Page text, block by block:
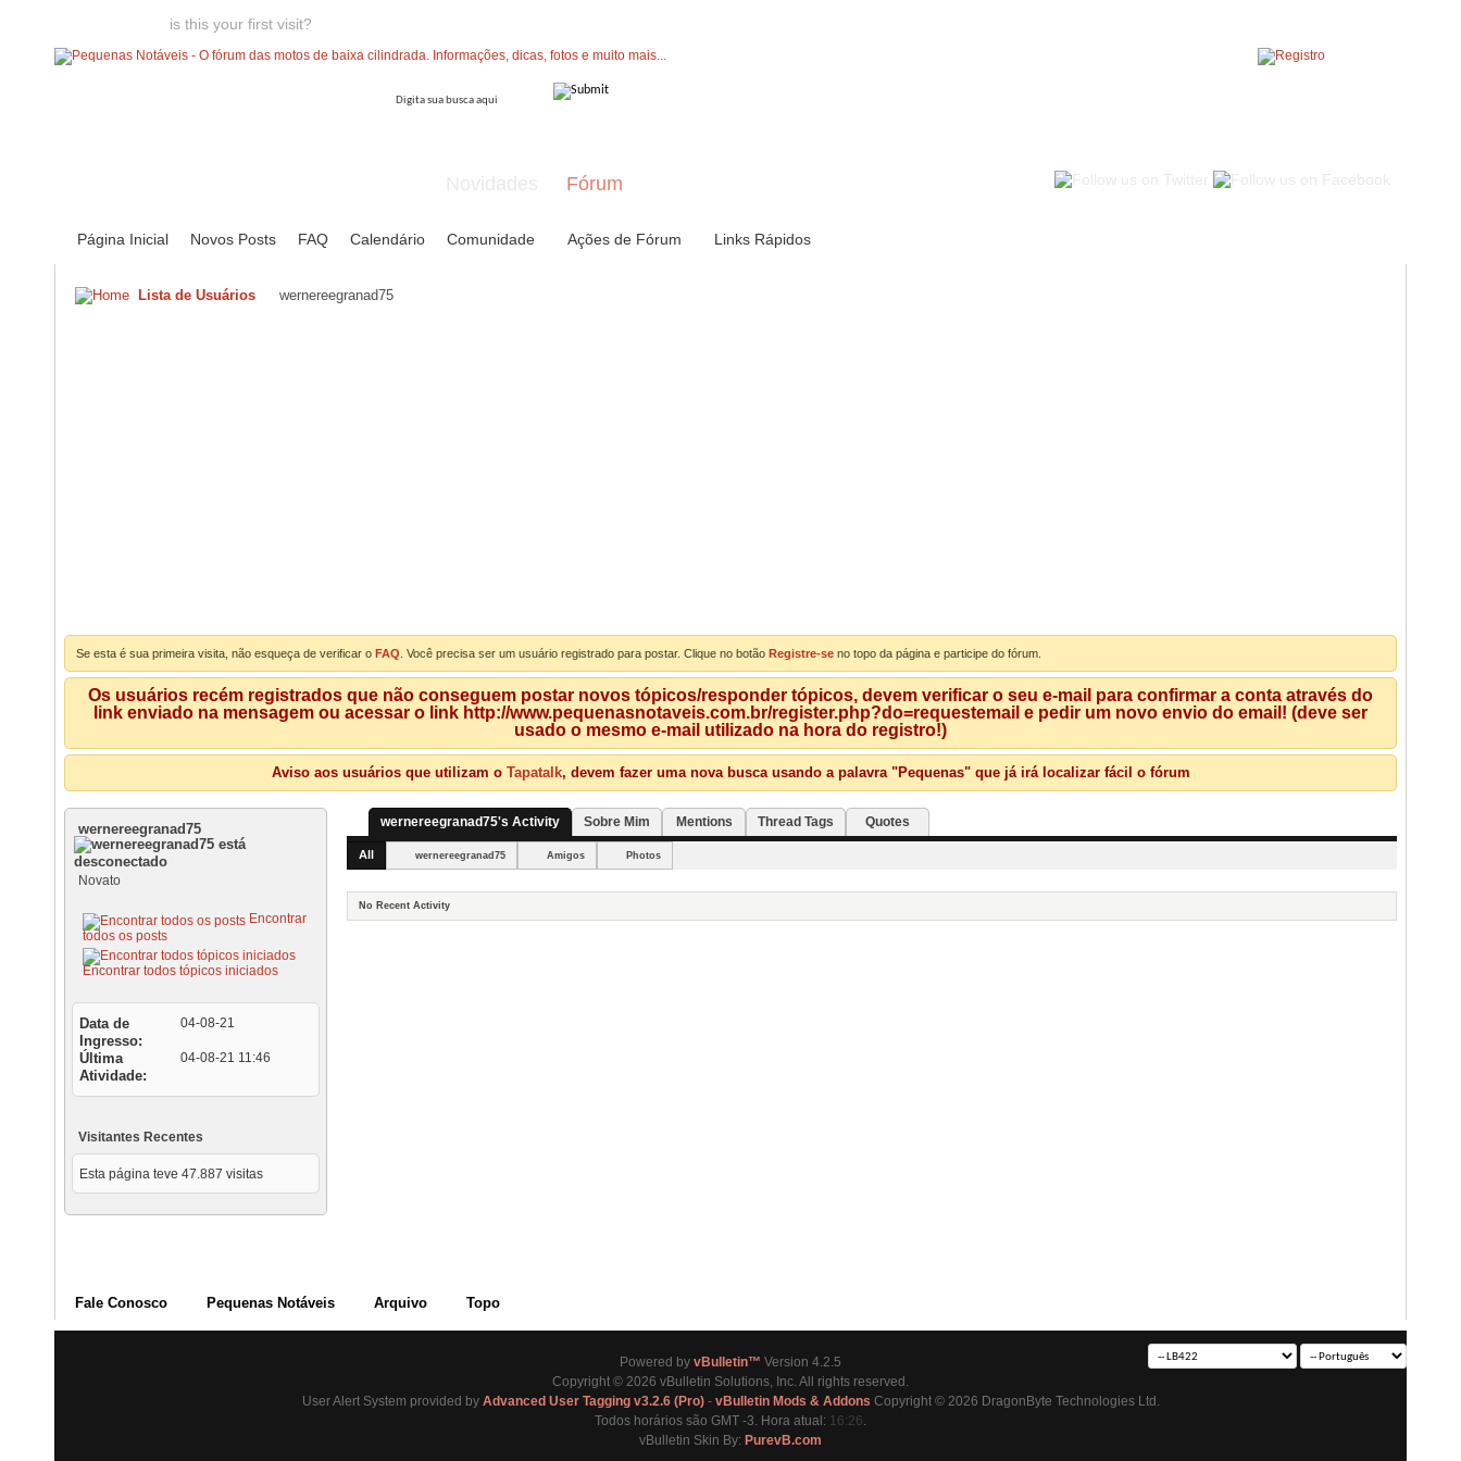
is this your first visit?
Fórum
Página Inicial Novos Posts FAQ Calendário Comunidade Ações de Fórum Links Rápidos
Lista de Usuários wernereegranad75
Se esta é sua primeira visita, não esqueça de verificar o FAQ . Você precisa ser um usuário registrado para postar. Clique no botão Registre-se no topo da página e participe do fórum.
Os usuários recém registrados que não conseguem postar novos tópicos/responder tópicos, devem verificar o seu e-mail para confirmar a conta através do
link enviado na mensagem ou acessar o link http://www.pequenasnotaveis.com.br/register.php?do=requestemail e pedir um novo envio do email! (deve ser
usado o mesmo e-mail utilizado na hora do registro!)
Aviso aos usuários que utilizam o Tapatalk, devem fazer uma nova busca usando a palavra "Pequenas" que já irá localizar fácil o fórum
wernereegranad75
Novato
Encontrar
todos os posts
Encontrar todos tópicos iniciados
Data de
Ingresso
04-08-21
Última
Atividade
04-08-21 11:46
Visitantes Recentes
Esta página teve 47.887 visitas
wernereegranad75's Activity Sobre Mim Mentions Thread Tags Quotes
All wernereegranad75 Amigos Photos
No Recent Activity
Fale Conosco Pequenas Notáveis Arquivo Topo
Powered by vBulletin™ Version 4.2.5
Copyright © 2026 vBulletin Solutions, Inc. All rights reserved.
User Alert System provided by Advanced User Tagging v3.2.6 (Pro)- vBulletin Mods & Addons Copyright © 2026 DragonByte Technologies Ltd.
Todos horários são GMT -3. Hora atual: 16:26.
vBulletin Skin By: PurevB.com